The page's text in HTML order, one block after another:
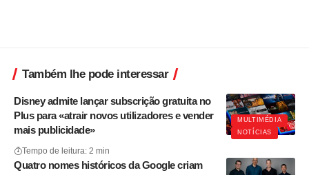
Também lhe pode interessar
MULTIMÉDIA
NOTÍCIAS
Disney admite lançar subscrição gratuita no
Plus para «atrair novos utilizadores e vender
mais publicidade»
Tempo de leitura: 2 min
Quatro nomes históricos da Google criam